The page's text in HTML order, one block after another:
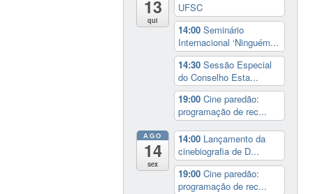
13
qui
UFSC
14:00Seminário
Internacional ‘Ninguém...
14:30Sessão Especial
do Conselho Esta...
19:00Cine paredão:
programação de rec...
AGO
14
sex
14:00 Lançamento da
cinebiografia de D...
19:00Cine paredão:
programação de rec...